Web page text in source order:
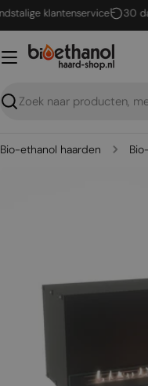
Ga
naar
inhoud
klantenservice 30
Zoeken
Bio-ethanol haarden
media 7 in een venster